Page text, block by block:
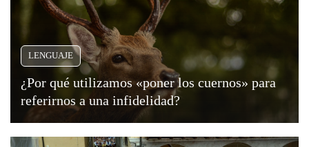
LENGUAJE
¿Por qué utilizamos «poner los cuernos» para
referirnos a una infidelidad?